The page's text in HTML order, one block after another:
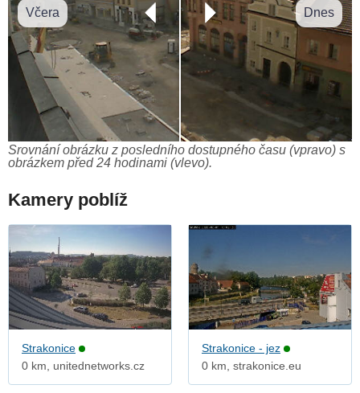
Včera Dnes
Srovnání obrázku z posledního dostupného času (vpravo) s
obrázkem před 24 hodinami (vlevo).
Kamery poblíž
Strakonice
0 km, unitednetworks.cz
Strakonice - jez
0 km, strakonice.eu